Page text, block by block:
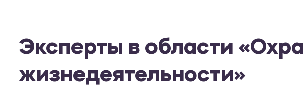
Эксперты в области
жизнедеятельности»